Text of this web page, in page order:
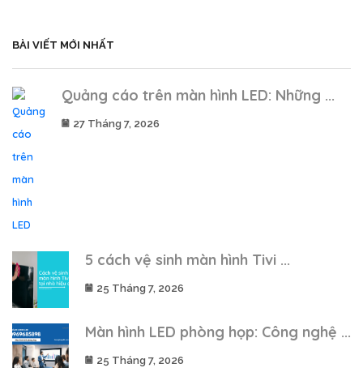
BÀI VIẾT MỚI NHẤT
Quảng cáo trên màn hình LED: Những ...
27 Tháng 7, 2026
5 cách vệ sinh màn hình Tivi ...
25 Tháng 7, 2026
Màn hình LED phòng họp: Công nghệ ...
25 Tháng 7, 2026